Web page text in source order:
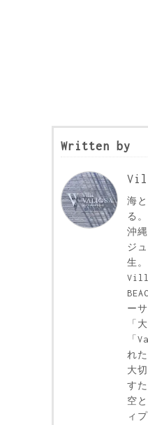
Written by
海
る。
沖
ジ
生。
ー
「
「
れ
大
す
空
ィ